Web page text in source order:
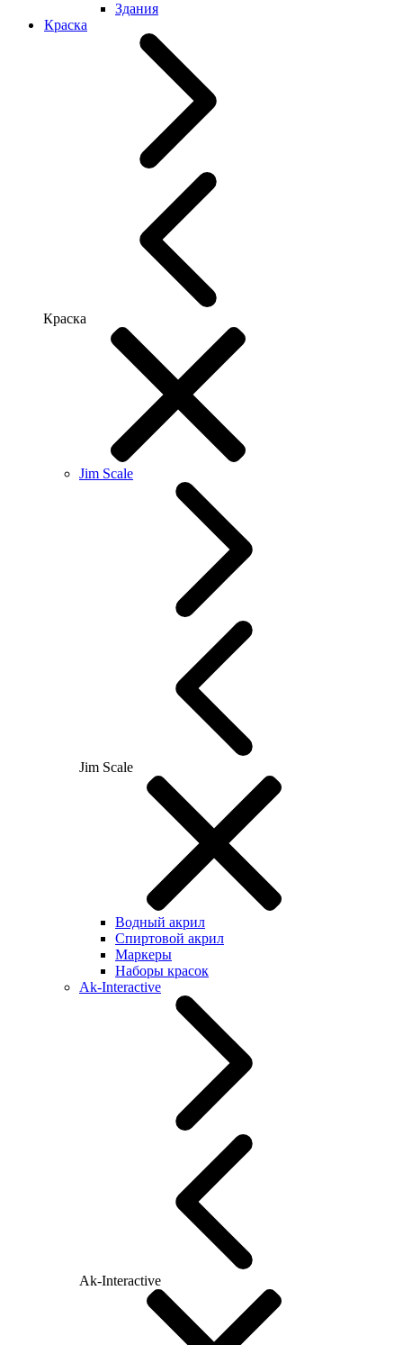
Здания
Краска
Краска
Jim Scale
Jim Scale
Водный акрил
Спиртовой акрил
Маркеры
Наборы красок
Ak-Interactive
Ak-Interactive